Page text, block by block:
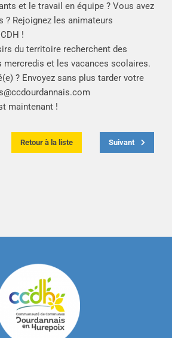
et le travail en équipe ? Vous avez
? Rejoignez les animateurs
!
du territoire recherchent des
mercredis et les vacances scolaires.
? Envoyez sans plus tarder votre
maintenant !
Retour à la liste Suivant